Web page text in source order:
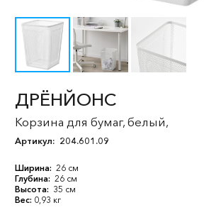
ДРЁНЙОНС
Корзина для бумаг, белый,
Артикул: 204.601.09
Ширина: 26 см
Глубина: 26 см
Высота: 35 см
Вес: 0,93 кг